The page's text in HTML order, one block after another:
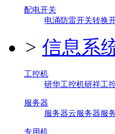
配电开关
电涌防雷开关转换
> 信息系
工控机
研华工控机研祥工
服务器
服务器云服务器服
专用机